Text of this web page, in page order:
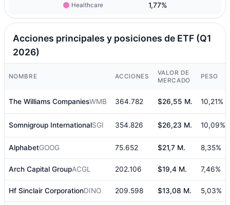
Healthcare 1,77%
Acciones principales y posiciones de ETF (Q1
2026)
NOMBRE ACCIONES
VALOR DE
MERCADO
PESO
The Williams CompaniesWMB 364.782 $26,55 M. 10,21%
Somnigroup InternationalSGI 354.826 $26,23 M. 10,09%
AlphabetGOOG 75.652 $21,7 M. 8,35%
Arch Capital GroupACGL 202.106 $19,4 M. 7,46%
Hf Sinclair CorporationDINO 209.598 $13,08 M. 5,03%